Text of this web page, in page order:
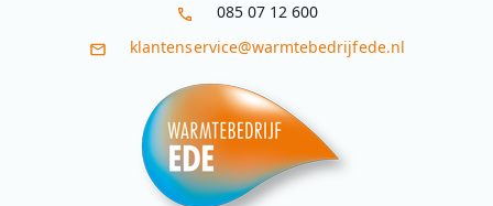
085 07 12 600
klantenservice@warmtebedrijfede.nl